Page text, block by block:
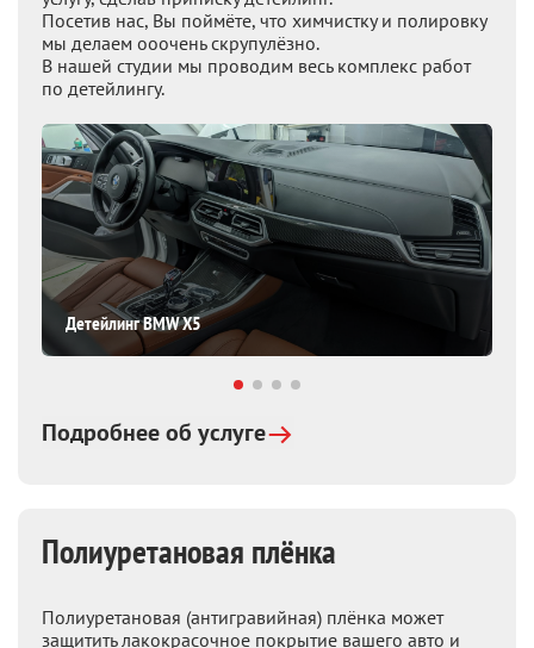
Посетив нас, Вы поймёте, что химчистку и полировку
мы делаем ооочень скрупулёзно.
В нашей студии мы проводим весь комплекс работ
по детейлингу.
Детейлинг BMW X5
Подробнее об услуге
Полиуретановая плёнка
Полиуретановая (антигравийная) плёнка может
защитить лакокрасочное покрытие вашего авто и